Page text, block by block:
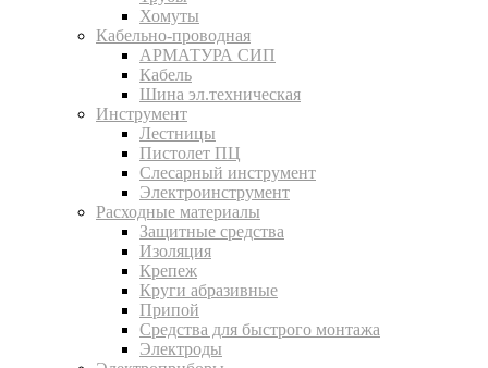
Хомуты
Кабельно-проводная
АРМАТУРА СИП
Кабель
Шина эл.техническая
Инструмент
Лестницы
Пистолет ПЦ
Слесарный инструмент
Электроинструмент
Расходные материалы
Защитные средства
Изоляция
Крепеж
Круги абразивные
Припой
Средства для быстрого монтажа
Электроды